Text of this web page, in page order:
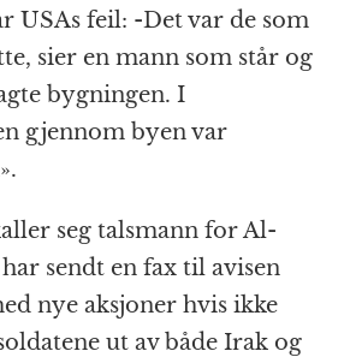
USAs feil: -Det var de som
sier en mann som står og
bygningen. I
gjennom byen var
seg talsmann for Al-
sendt en fax til avisen
nye aksjoner hvis ikke
ut av både Irak og